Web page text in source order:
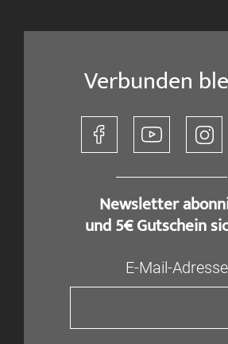
Verbunden
Newsletter
und 5€ Gutschein
E-Mail-